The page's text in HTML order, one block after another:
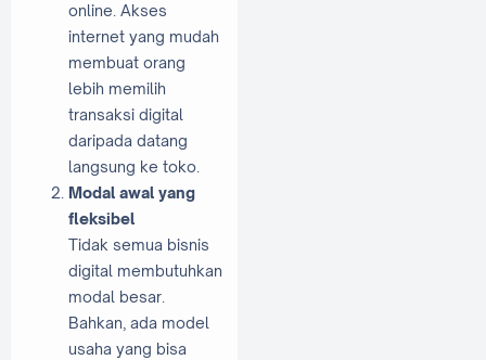
online. Akses
internet yang mudah
membuat orang
lebih memilih
transaksi digital
daripada datang
langsung ke toko.
Modal awal yang
fleksibel
Tidak semua bisnis
digital membutuhkan
modal besar.
Bahkan, ada model
usaha yang bisa